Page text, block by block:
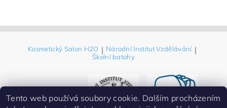
Kosmetický Salon H2O | Národní Institut Vzdělávání |
Školní batohy
Tento web používá soubory cookie. Dalším procházením